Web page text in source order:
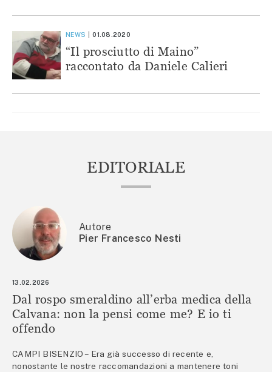
NEWS 01.08.2020
“Il prosciutto di Maino”
raccontato da Daniele Calieri
EDITORIALE
Autore
Pier Francesco Nesti
13.02.2026
Dal rospo smeraldino all’erba medica della
Calvana: non la pensi come me? E io ti
offendo
CAMPI BISENZIO – Era già successo di recente e,
nonostante le nostre raccomandazioni a mantenere toni